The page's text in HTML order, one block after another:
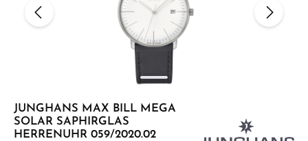
JUNGHANS MAX BILL MEGA
SOLAR SAPHIRGLAS
HERRENUHR 059/2020.02